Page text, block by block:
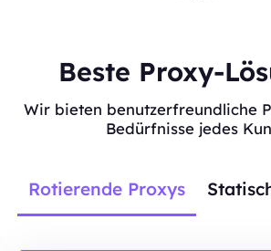
Beste Proxy-
Wir bieten benutzerfreundliche
Bedürfnisse jedes
Rotierende Proxys